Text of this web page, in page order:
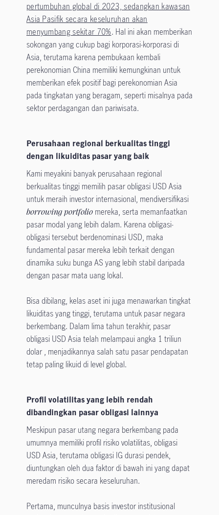
pertumbuhan global di 2023, sedangkan kawasan
Asia Pasifik secara keseluruhan akan
menyumbang sekitar 70%. Hal ini akan memberikan
sokongan yang cukup bagi korporasi-korporasi di
Asia, terutama karena pembukaan kembali
perekonomian China memiliki kemungkinan untuk
memberikan efek positif bagi perekonomian Asia
pada tingkatan yang beragam, seperti misalnya pada
sektor perdagangan dan pariwisata.
Perusahaan regional berkualitas tinggi
dengan likuiditas pasar yang baik
Kami meyakini banyak perusahaan regional
berkualitas tinggi memilih pasar obligasi USD Asia
untuk meraih investor internasional, mendiversifikasi
borrowing portfoliomereka, serta memanfaatkan
pasar modal yang lebih dalam. Karena obligasi-
obligasi tersebut berdenominasi USD, maka
fundamental pasar mereka lebih terkait dengan
dinamika suku bunga AS yang lebih stabil daripada
dengan pasar mata uang lokal.
Bisa dibilang, kelas aset ini juga menawarkan tingkat
likuiditas yang tinggi, terutama untuk pasar negara
berkembang. Dalam lima tahun terakhir, pasar
obligasi USD Asia telah melampaui angka 1 triliun
dolar , menjadikannya salah satu pasar pendapatan
tetap paling likuid di level global.
Profil volatilitas yang lebih rendah
dibandingkan pasar obligasi lainnya
Meskipun pasar utang negara berkembang pada
umumnya memiliki profil risiko volatilitas, obligasi
USD Asia, terutama obligasi IG durasi pendek,
diuntungkan oleh dua faktor di bawah ini yang dapat
meredam risiko secara keseluruhan.
Pertama, munculnya basis investor institusional